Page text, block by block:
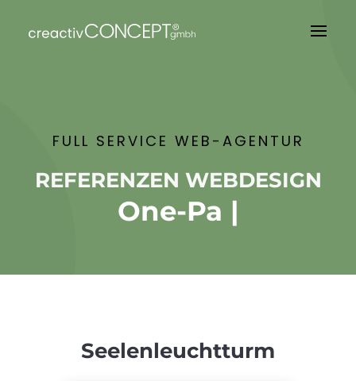
FULL SERVICE WEB-AGENTUR
REFERENZEN WEBDESIGN
One-Pag
Seelenleuchtturm